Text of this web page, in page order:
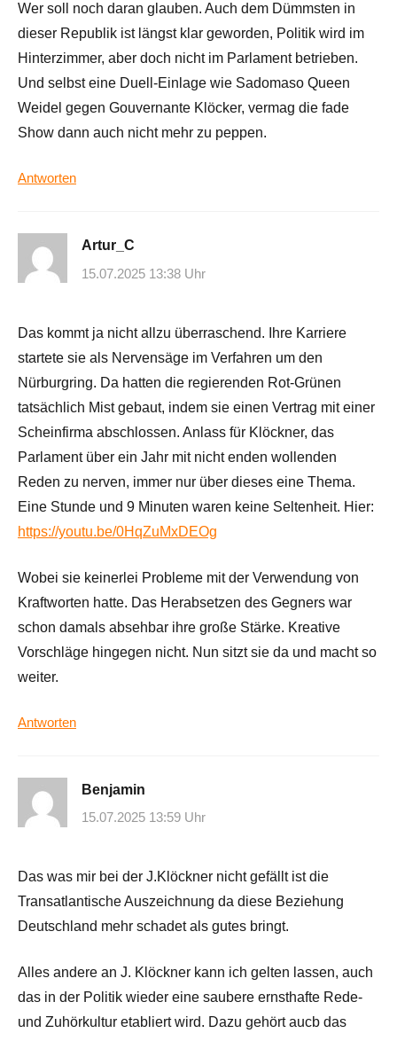
Wer soll noch daran glauben. Auch dem Dümmsten in
dieser Republik ist längst klar geworden, Politik wird im
Hinterzimmer, aber doch nicht im Parlament betrieben.
Und selbst eine Duell-Einlage wie Sadomaso Queen
Weidel gegen Gouvernante Klöcker, vermag die fade
Show dann auch nicht mehr zu peppen.
Antworten
Artur_C
15.07.2025 13:38 Uhr
Das kommt ja nicht allzu überraschend. Ihre Karriere
startete sie als Nervensäge im Verfahren um den
Nürburgring. Da hatten die regierenden Rot-Grünen
tatsächlich Mist gebaut, indem sie einen Vertrag mit einer
Scheinfirma abschlossen. Anlass für Klöckner, das
Parlament über ein Jahr mit nicht enden wollenden
Reden zu nerven, immer nur über dieses eine Thema.
Eine Stunde und 9 Minuten waren keine Seltenheit. Hier:
https://youtu.be/0HqZuMxDEOg
Wobei sie keinerlei Probleme mit der Verwendung von
Kraftworten hatte. Das Herabsetzen des Gegners war
schon damals absehbar ihre große Stärke. Kreative
Vorschläge hingegen nicht. Nun sitzt sie da und macht so
weiter.
Antworten
Benjamin
15.07.2025 13:59 Uhr
Das was mir bei der J.Klöckner nicht gefällt ist die
Transatlantische Auszeichnung da diese Beziehung
Deutschland mehr schadet als gutes bringt.
Alles andere an J. Klöckner kann ich gelten lassen, auch
das in der Politik wieder eine saubere ernsthafte Rede-
und Zuhörkultur etabliert wird. Dazu gehört aucb das